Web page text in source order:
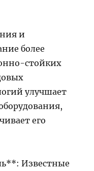
и
более
стойких
улучшает
его
Известные